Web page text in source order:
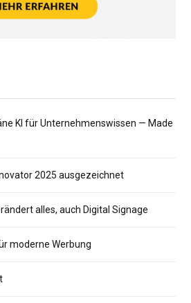
KI für Unternehmenswissen — Made
2025 ausgezeichnet
alles, auch Digital Signage
moderne Werbung